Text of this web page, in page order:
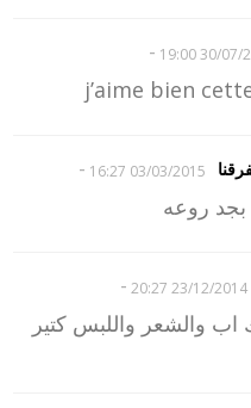
30/07/
-
03/03/2015 16:27
-
بجد روعه
23/12/2014 20:27
-
اب والشعر واللبس كتير